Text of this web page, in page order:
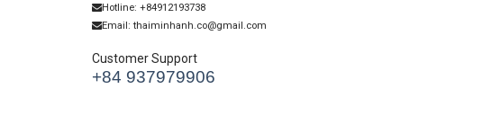
Hotline: +84912193738
Email: thaiminhanh.co@gmail.com
Customer Support
+84 937979906